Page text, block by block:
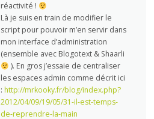
réactivité !
Là je suis en train de modifier le
script pour pouvoir m’en servir dans
mon interface d’administration
(ensemble avec Blogotext & Shaarli
). En gros j’essaie de centraliser
les espaces admin comme décrit ici
:http://mrkooky.fr/blog/index.php?
2012/04/09/19/05/31-il-est-temps-
de-reprendre-la-main